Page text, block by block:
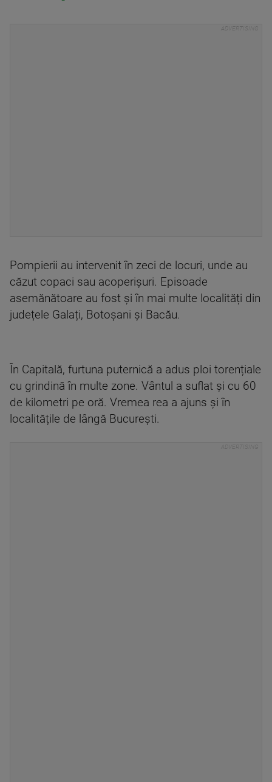
Pompierii au intervenit în zeci de locuri, unde au
căzut copaci sau acoperișuri. Episoade
asemănătoare au fost și în mai multe localități din
județele Galați, Botoșani și Bacău.
În Capitală, furtuna puternică a adus ploi torențiale
cu grindină în multe zone. Vântul a suflat și cu 60
de kilometri pe oră. Vremea rea a ajuns și în
localitățile de lângă București.